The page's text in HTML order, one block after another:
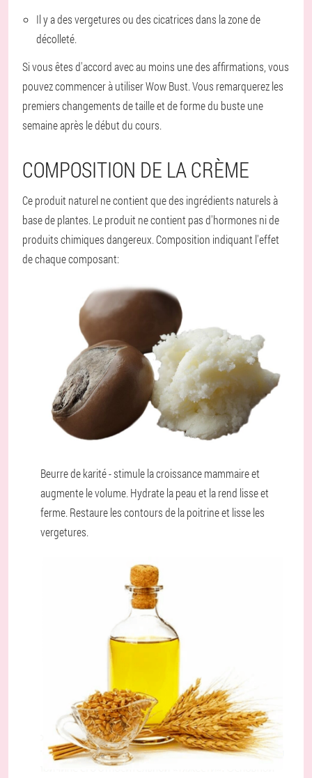
Il y a des vergetures ou des cicatrices dans la zone de
décolleté.
Si vous êtes d'accord avec au moins une des affirmations, vous
pouvez commencer à utiliser Wow Bust. Vous remarquerez les
premiers changements de taille et de forme du buste une
semaine après le début du cours.
COMPOSITION DE LA CRÈME
Ce produit naturel ne contient que des ingrédients naturels à
base de plantes. Le produit ne contient pas d'hormones ni de
produits chimiques dangereux. Composition indiquant l'effet
de chaque composant:
Beurre de karité - stimule la croissance mammaire et
augmente le volume. Hydrate la peau et la rend lisse et
ferme. Restaure les contours de la poitrine et lisse les
vergetures.